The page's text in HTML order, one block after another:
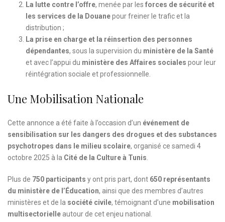
La lutte contre l’offre, menée par les forces de sécurité et
les services de la Douanepour freiner le trafic et la
distribution ;
La prise en charge et la réinsertion des personnes
dépendantes, sous la supervision du ministère de la Santé
et avec l’appui du ministère des Affaires sociales pour leur
réintégration sociale et professionnelle.
Une Mobilisation Nationale
Cette annonce a été faite à l’occasion d’un événement de
sensibilisation sur les dangers des drogues et des substances
psychotropes dans le milieu scolaire, organisé ce samedi 4
octobre 2025 à la Cité de la Culture à Tunis.
Plus de 750 participants y ont pris part, dont 650 représentants
du ministère de l’Éducation, ainsi que des membres d’autres
ministères et de la société civile, témoignant d’une mobilisation
multisectorielle autour de cet enjeu national.